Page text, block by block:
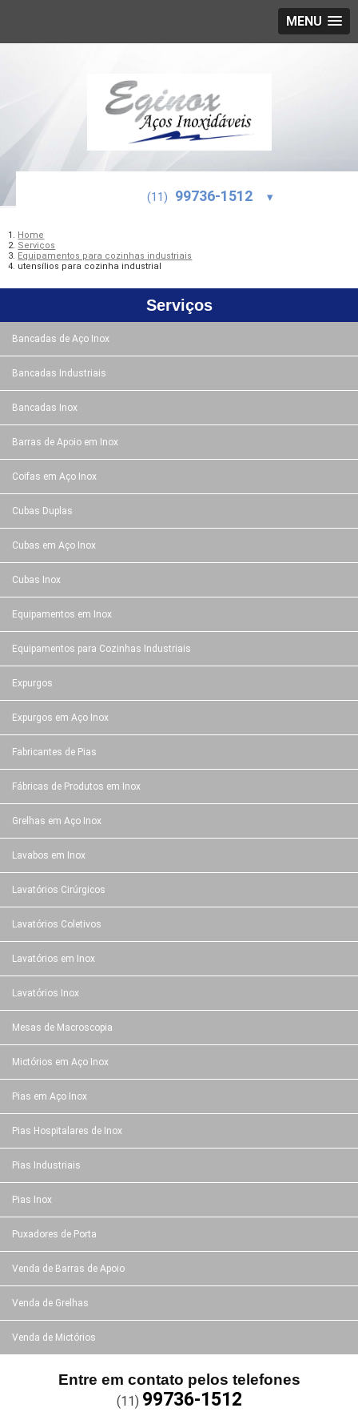
MENU
(11) 99736-1512 ▾
Home
Serviços
Equipamentos para cozinhas industriais
utensílios para cozinha industrial
Serviços
Bancadas de Aço Inox
Bancadas Industriais
Bancadas Inox
Barras de Apoio em Inox
Coifas em Aço Inox
Cubas Duplas
Cubas em Aço Inox
Cubas Inox
Equipamentos em Inox
Equipamentos para Cozinhas Industriais
Expurgos
Expurgos em Aço Inox
Fabricantes de Pias
Fábricas de Produtos em Inox
Grelhas em Aço Inox
Lavabos em Inox
Lavatórios Cirúrgicos
Lavatórios Coletivos
Lavatórios em Inox
Lavatórios Inox
Mesas de Macroscopia
Mictórios em Aço Inox
Pias em Aço Inox
Pias Hospitalares de Inox
Pias Industriais
Pias Inox
Puxadores de Porta
Venda de Barras de Apoio
Venda de Grelhas
Venda de Mictórios
Entre em contato pelos telefones
(11) 99736-1512